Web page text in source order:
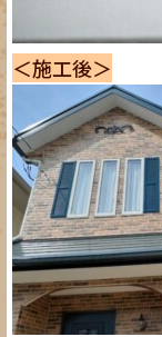
＜施工後＞